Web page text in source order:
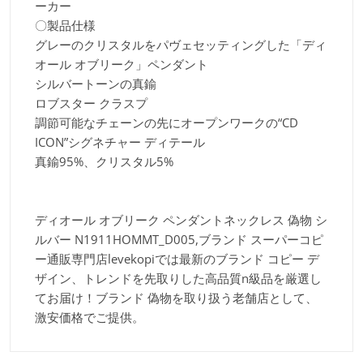
ーカー
〇製品仕様
グレーのクリスタルをパヴェセッティングした「ディ
オール オブリーク」ペンダント
シルバートーンの真鍮
ロブスター クラスプ
調節可能なチェーンの先にオープンワークの“CD
ICON”シグネチャー ディテール
真鍮95%、クリスタル5%
ディオール オブリーク ペンダントネックレス 偽物 シ
ルバー N1911HOMMT_D005,ブランド スーパーコピ
ー通販専門店levekopiでは最新のブランド コピー デ
ザイン、トレンドを先取りした高品質n級品を厳選し
てお届け！ブランド 偽物を取り扱う老舗店として、
激安価格でご提供。